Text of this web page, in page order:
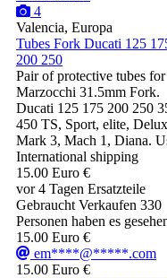
4
Valencia, Europa
Tubes Fork Ducati 125
200 250
Pair of protective tubes for
Marzocchi 31.5mm Fork.
Ducati 125 175 200 250
450 TS, Sport, elite,
Mark 3, Mach 1, Diana.
International shipping
15.00 Euro €
vor 4 Tagen Ersatzteile
Gebraucht Verkaufen 330
Personen haben es
15.00 Euro €
em****@*****.com
15.00 Euro €